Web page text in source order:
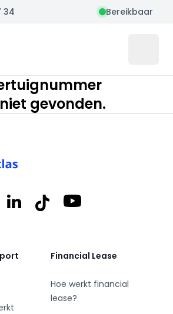
34 Bereikbaar
gevonden.
LinkedInTiktok YouTube
Financial Lease
Hoe werkt financial
lease?